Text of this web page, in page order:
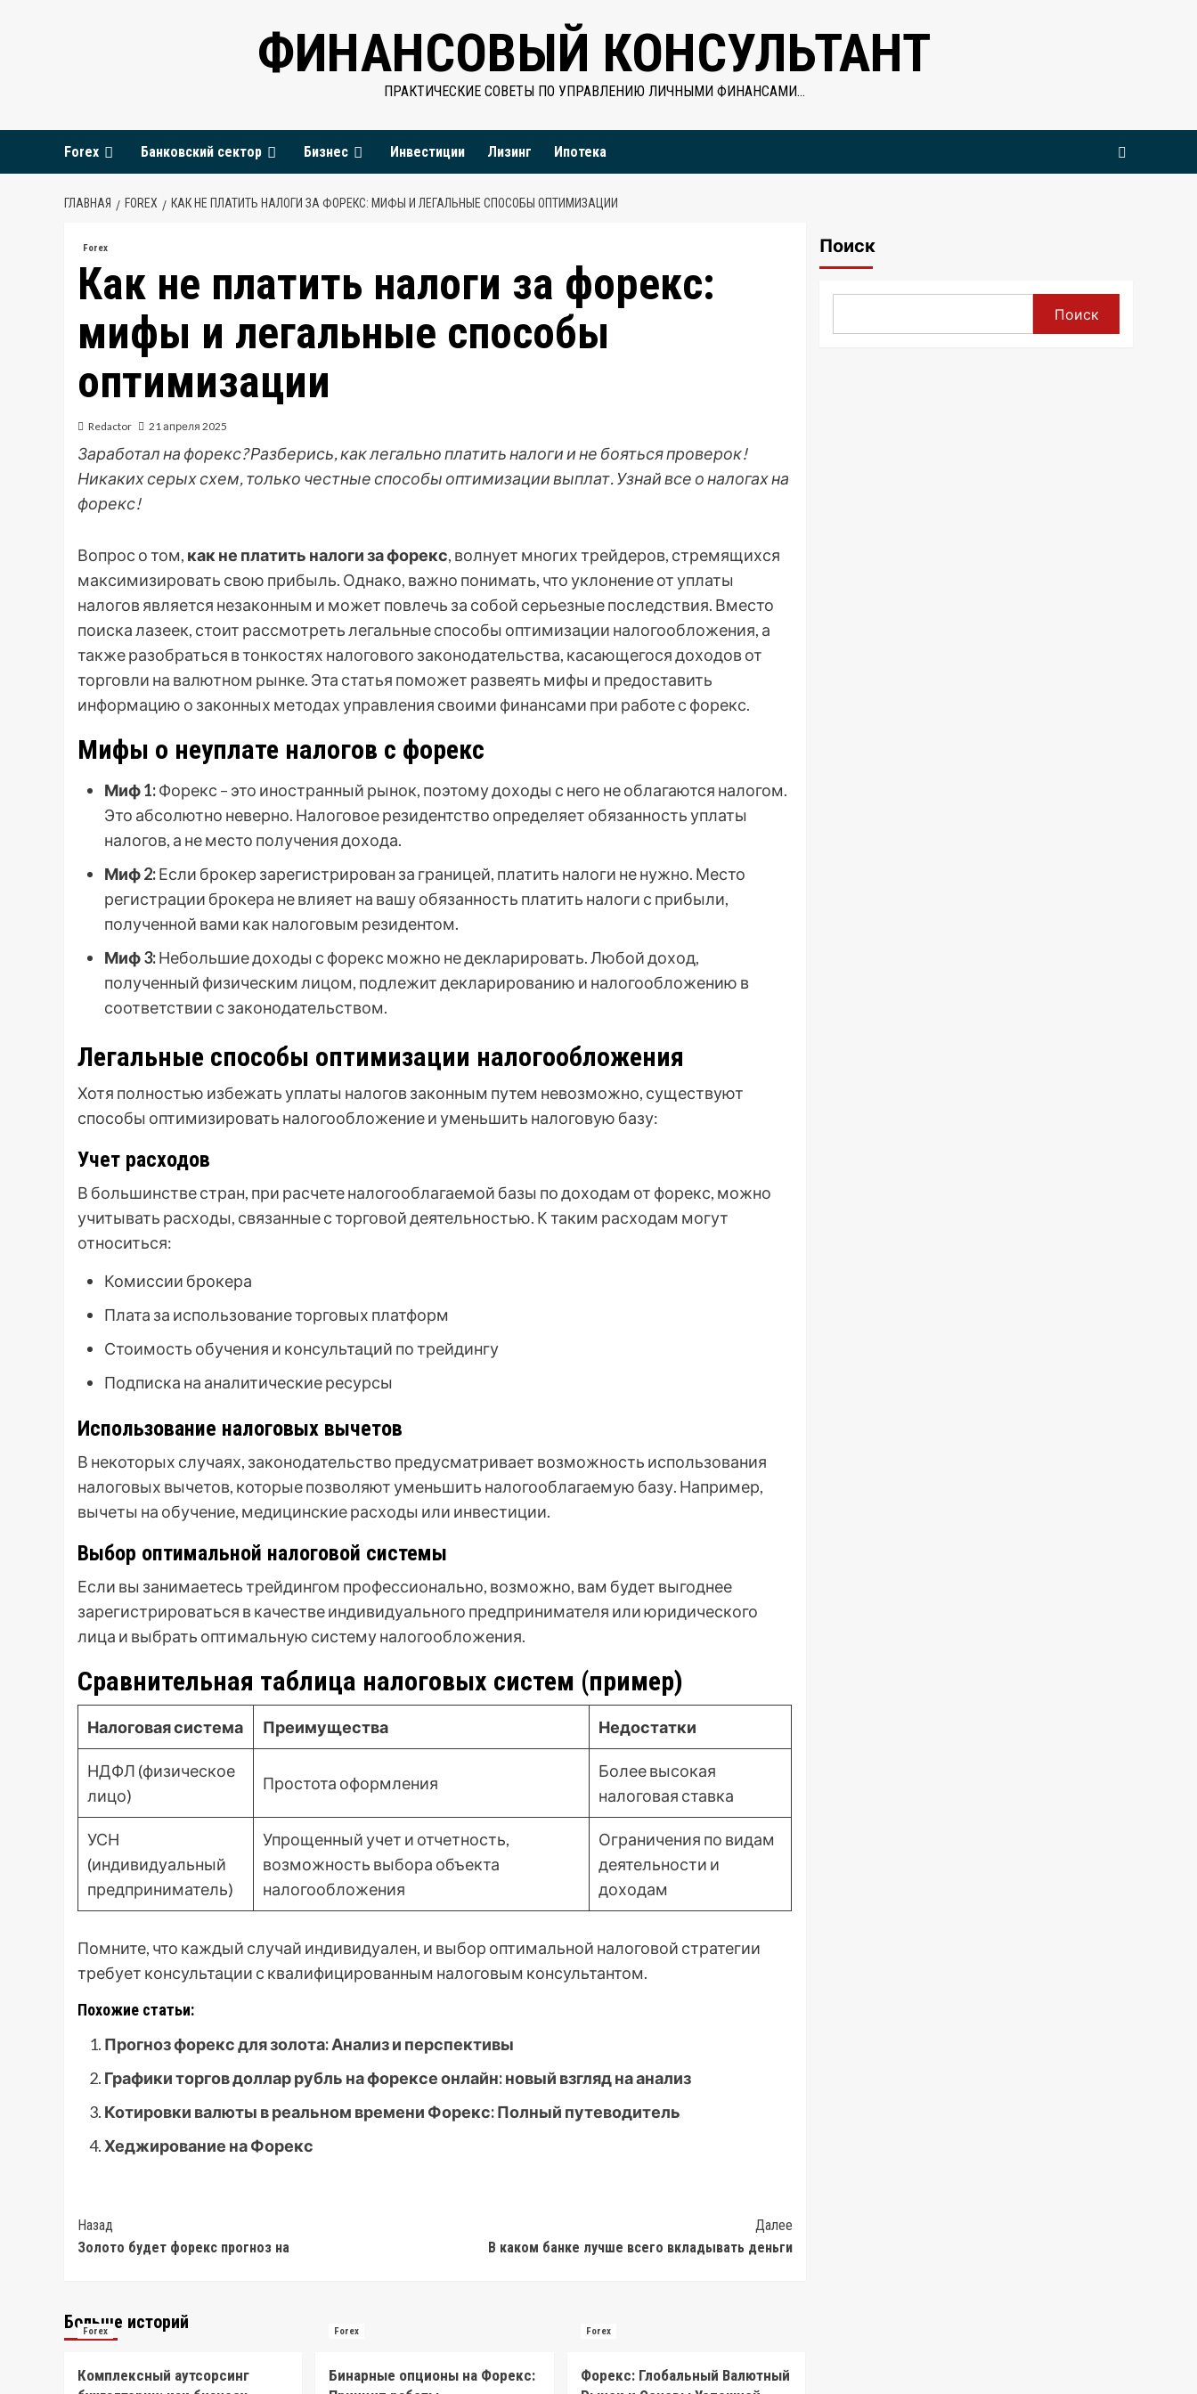
ФИНАНСОВЫЙ КОНСУЛЬТАНТ
ПРАКТИЧЕСКИЕ СОВЕТЫ ПО УПРАВЛЕНИЮ ЛИЧНЫМИ ФИНАНСАМИ…
Forex Банковский сектор Бизнес Инвестиции Лизинг Ипотека
ГЛАВНАЯ FOREX КАК НЕ ПЛАТИТЬ НАЛОГИ ЗА ФОРЕКС: МИФЫ И ЛЕГАЛЬНЫЕ СПОСОБЫ ОПТИМИЗАЦИИ
Forex
Как не платить налоги за форекс:
мифы и легальные способы
оптимизации
Redactor 21 апреля 2025
Заработал на форекс? Разберись, как легально платить налоги и не бояться проверок!
Никаких серых схем, только честные способы оптимизации выплат. Узнай все о налогах на
форекс!
Вопрос о том, как не платить налоги за форекс, волнует многих трейдеров, стремящихся
максимизировать свою прибыль. Однако, важно понимать, что уклонение от уплаты
налогов является незаконным и может повлечь за собой серьезные последствия. Вместо
поиска лазеек, стоит рассмотреть легальные способы оптимизации налогообложения, а
также разобраться в тонкостях налогового законодательства, касающегося доходов от
торговли на валютном рынке. Эта статья поможет развеять мифы и предоставить
информацию о законных методах управления своими финансами при работе с форекс.
Мифы о неуплате налогов с форекс
Миф 1:Форекс – это иностранный рынок, поэтому доходы с него не облагаются налогом.
Это абсолютно неверно. Налоговое резидентство определяет обязанность уплаты
налогов, а не место получения дохода.
Миф 2:Если брокер зарегистрирован за границей, платить налоги не нужно. Место
регистрации брокера не влияет на вашу обязанность платить налоги с прибыли,
полученной вами как налоговым резидентом.
Миф 3:Небольшие доходы с форекс можно не декларировать. Любой доход,
полученный физическим лицом, подлежит декларированию и налогообложению в
соответствии с законодательством.
Легальные способы оптимизации налогообложения
Хотя полностью избежать уплаты налогов законным путем невозможно, существуют
способы оптимизировать налогообложение и уменьшить налоговую базу:
Учет расходов
В большинстве стран, при расчете налогооблагаемой базы по доходам от форекс, можно
учитывать расходы, связанные с торговой деятельностью. К таким расходам могут
относиться:
Комиссии брокера
Плата за использование торговых платформ
Стоимость обучения и консультаций по трейдингу
Подписка на аналитические ресурсы
Использование налоговых вычетов
В некоторых случаях, законодательство предусматривает возможность использования
налоговых вычетов, которые позволяют уменьшить налогооблагаемую базу. Например,
вычеты на обучение, медицинские расходы или инвестиции.
Выбор оптимальной налоговой системы
Если вы занимаетесь трейдингом профессионально, возможно, вам будет выгоднее
зарегистрироваться в качестве индивидуального предпринимателя или юридического
лица и выбрать оптимальную систему налогообложения.
Сравнительная таблица налоговых систем (пример)
Налоговая система Преимущества Недостатки
НДФЛ (физическое
лицо)
Простота оформления
Более высокая
налоговая ставка
УСН
(индивидуальный
предприниматель)
Упрощенный учет и отчетность,
возможность выбора объекта
налогообложения
Ограничения по видам
деятельности и
доходам
Помните, что каждый случай индивидуален, и выбор оптимальной налоговой стратегии
требует консультации с квалифицированным налоговым консультантом.
Похожие статьи:
Прогноз форекс для золота: Анализ и перспективы
Графики торгов доллар рубль на форексе онлайн: новый взгляд на анализ
Котировки валюты в реальном времени Форекс: Полный путеводитель
Хеджирование на Форекс
Post
Navigation
Назад
Золото будет форекс прогноз на
Далее
В каком банке лучше всего вкладывать деньги
Больше историй
Forex
Комплексный аутсорсинг
Forex
Бинарные опционы на Форекс:
Forex
Форекс: Глобальный Валютный
Поиск
Поиск